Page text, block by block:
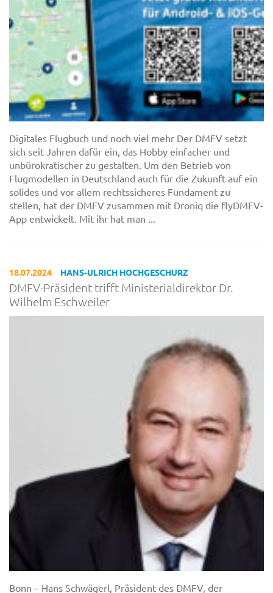
Digitales Flugbuch und noch viel mehr Der DMFV setzt
sich seit Jahren dafür ein, das Hobby einfacher und
unbürokratischer zu gestalten. Um den Betrieb von
Flugmodellen in Deutschland auch für die Zukunft auf ein
solides und vor allem rechtssicheres Fundament zu
stellen, hat der DMFV zusammen mit Droniq die flyDMFV-
App entwickelt. Mit ihr hat man ...
18.07.2024 HANS-ULRICH HOCHGESCHURZ
DMFV-Präsident trifft Ministerialdirektor Dr.
Wilhelm Eschweiler
Bonn – Hans Schwägerl, Präsident des DMFV, der